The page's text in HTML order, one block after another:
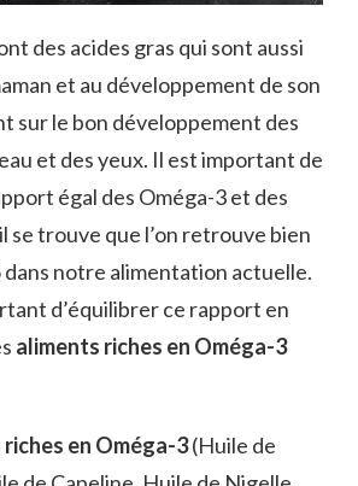
des acides gras qui sont aussi
et au développement de son
sur le bon développement des
et des yeux. Il est important de
égal des Oméga-3 et des
se trouve que l’on retrouve bien
dans notre alimentation actuelle.
d’équilibrer ce rapport en
aliments riches en Oméga-3
riches en Oméga-3(Huile de